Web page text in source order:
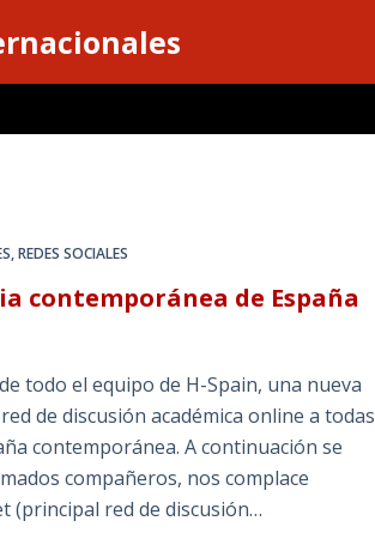
,REDES SOCIALES
contemporánea de España
todo el equipo de H-Spain, una nueva
de discusión académica online a todas
contemporánea. A continuación se
compañeros, nos complace
(principal red de discusión…